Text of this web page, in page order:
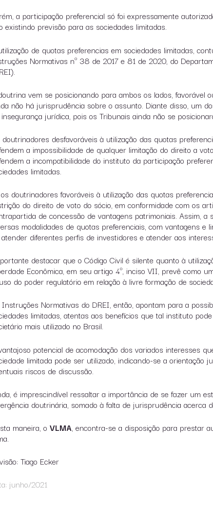
a participação preferencial só foi expressamente
existindo previsão para as sociedades limitadas.
de quotas preferencias em sociedades limitadas,
Normativas nº 38 de 2017 e 81 de 2020, do
vem se posicionando para ambos os lados, favorável
não há jurisprudência sobre o assunto. Diante disso, um
jurídica, pois os Tribunais ainda não se
doutrinadores desfavoráveis à utilização das quotas
a impossibilidade de qualquer limitação do direito a
a incompatibilidade do instituto da participação
limitadas.
doutrinadores favoráveis à utilização das quotas
do direito de voto do sócio, em conformidade com os
de concessão de vantagens patrimoniais. Assim, a
modalidades de quotas preferenciais, com vantagens e
diferentes perfis de investidores e atender aos
destacar que o Código Civil é silente quanto à
Econômica, em seu artigo 4º, inciso VII, prevê como
do poder regulatório em relação à livre formação de
Normativas do DREI, então, apontam para a
limitadas, atentas aos benefícios que tal instituto
mais utilizado no Brasil.
potencial de acomodação dos variados interesses
limitada pode ser utilizado, indicando-se a orientação
riscos de discussão.
é imprescindível ressaltar a importância de se fazer um
doutrinária, somado à falta de jurisprudência acerca
maneira, oVLMA, encontra-se a disposição para prestar
Tiago Ecker
junho/2021